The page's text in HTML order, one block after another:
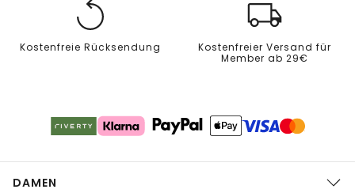
Kostenfreie Rücksendung
Kostenfreier Versand für
Member ab 29€
DAMEN